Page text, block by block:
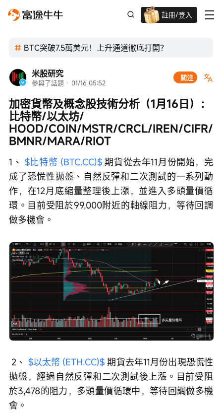
註冊/登入
BTC突破7.5萬美元！上升通道徹底打開？
米股研究
參與了話題 · 01/16 05:52
關注
加密貨幣及概念股技術分析（1月16日）：
比特幣/以太坊/
HOOD/COIN/MSTR/CRCL/IREN/CIFR/
BMNR/MARA/RIOT
1、 $比特幣 (BTC.CC)$ 期貨從去年11月份開始，完
成了恐慌性拋盤、自然反彈和二次測試的一系列動
作，在12月底縮量整理後上漲，並進入多頭量價循
環。目前受阻於99,000附近的軸線阻力，等待回調
做多機會。
2、 $以太幣 (ETH.CC)$ 期貨去年11月份出現恐慌性
拋盤，經過自然反彈和二次測試後上漲。目前受阻
於3,478的阻力，多頭量價循環中，等待回調做多機
會。